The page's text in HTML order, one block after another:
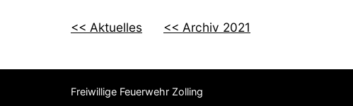
<< Aktuelles << Archiv 2021
Freiwillige Feuerwehr Zolling